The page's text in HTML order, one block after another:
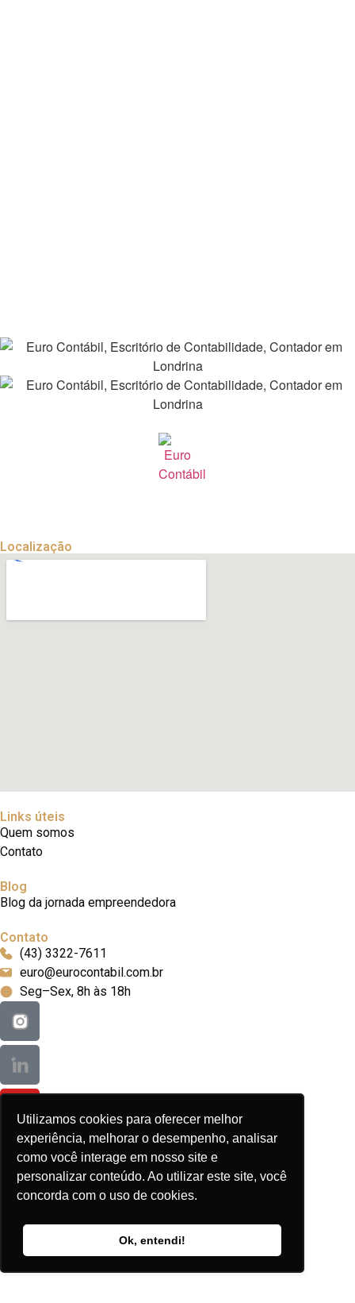
Utilizamos cookies para oferecer melhor
experiência, melhorar o desempenho, analisar
como você interage em nosso site e
personalizar conteúdo. Ao utilizar este site, você
concorda com o uso de cookies.
Ok, entendi!
Localização
Links úteis
Quem somos
Contato
Blog
Blog da jornada empreendedora
Contato
(43) 3322-7611
euro@eurocontabil.com.br
Seg–Sex, 8h às 18h
2026Euro Contábil. Todos os direitos reservados.
Política de privacidade
Normas e certificações
Trabalhe conosco